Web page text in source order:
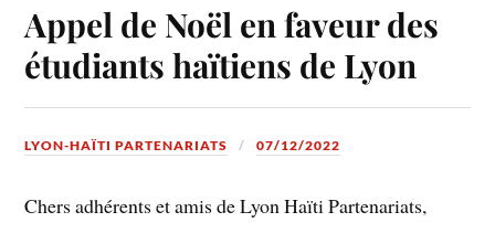
Appel de Noël en faveur des
étudiants haïtiens de Lyon
LYON-HAÏTI PARTENARIATS 07/12/2022
Chers adhérents et amis de Lyon Haïti Partenariats,